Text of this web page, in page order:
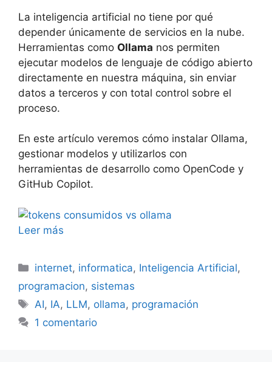
La inteligencia artificial no tiene por qué
depender únicamente de servicios en la nube.
Herramientas como Ollama nos permiten
ejecutar modelos de lenguaje de código abierto
directamente en nuestra máquina, sin enviar
datos a terceros y con total control sobre el
proceso.
En este artículo veremos cómo instalar Ollama,
gestionar modelos y utilizarlos con
herramientas de desarrollo como OpenCode y
GitHub Copilot.
Leer más
Categorías
internet, informatica, Inteligencia Artificial,
programacion, sistemas
Etiquetas
AI, IA, LLM, ollama, programación
1 comentario